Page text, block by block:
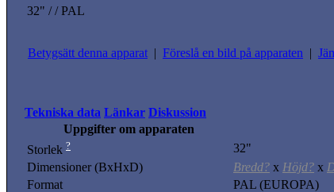
32" / / PAL
Betygsätt denna apparat | Föreslå en bild på apparaten |
Tekniska data Länkar Diskussion
Uppgifter om apparaten
Storlek ?
32"
Dimensioner (BxHxD)
Bredd? x Höjd? x
Format
PAL (EUROPA)